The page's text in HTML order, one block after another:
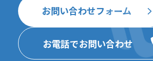
お問い合わせフォーム
お電話でお問い合わせ